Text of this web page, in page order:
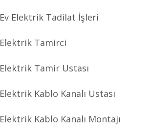
Ev Elektrik Tadilat İşleri
Elektrik Tamirci
Elektrik Tamir Ustası
Elektrik Kablo Kanalı Ustası
Elektrik Kablo Kanalı Montajı